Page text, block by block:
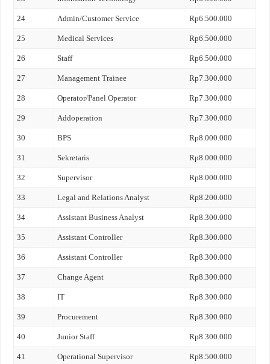
24 Admin/Customer Service Rp6.500.000
25 Medical Services Rp6.500.000
26 Staff Rp6.500.000
27 Management Trainee Rp7.300.000
28 Operator/Panel Operator Rp7.300.000
29 Addoperation Rp7.300.000
30 BPS Rp8.000.000
31 Sekretaris Rp8.000.000
32 Supervisor Rp8.000.000
33 Legal and Relations Analyst Rp8.200.000
34 Assistant Business Analyst Rp8.300.000
35 Assistant Controller Rp8.300.000
36 Assistant Controller Rp8.300.000
37 Change Agent Rp8.300.000
38 IT Rp8.300.000
39 Procurement Rp8.300.000
40 Junior Staff Rp8.300.000
41 Operational Supervisor Rp8.500.000